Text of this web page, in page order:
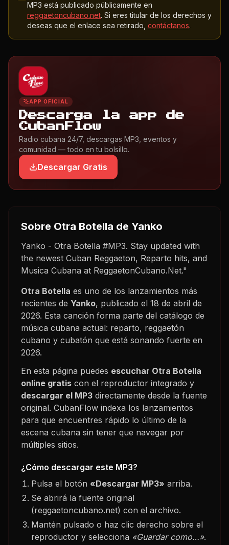
MP3 está publicado públicamente en
reggaetoncubano.net. Si eres titular de los derechos y
deseas que el enlace sea retirado, contáctanos.
APP OFICIAL
Descarga la app de
CubanFlow
Radio cubana 24/7, descargas MP3, eventos y
comunidad — todo en tu bolsillo.
Descargar Gratis
Sobre Otra Botella de Yanko
Yanko - Otra Botella #MP3. Stay updated with
the newest Cuban Reggaeton, Reparto hits, and
Musica Cubana at ReggaetonCubano.Net."
Otra Botella es uno de los lanzamientos más
recientes de Yanko, publicado el 18 de abril de
2026. Esta canción forma parte del catálogo de
música cubana actual: reparto, reggaetón
cubano y cubatón que está sonando fuerte en
2026.
En esta página puedes escuchar Otra Botella
online gratis con el reproductor integrado y
descargar el MP3 directamente desde la fuente
original. CubanFlow indexa los lanzamientos
para que encuentres rápido lo último de la
escena cubana sin tener que navegar por
múltiples sitios.
¿Cómo descargar este MP3?
Pulsa el botón «Descargar MP3» arriba.
Se abrirá la fuente original
(reggaetoncubano.net) con el archivo.
Mantén pulsado o haz clic derecho sobre el
reproductor y selecciona «Guardar como…».